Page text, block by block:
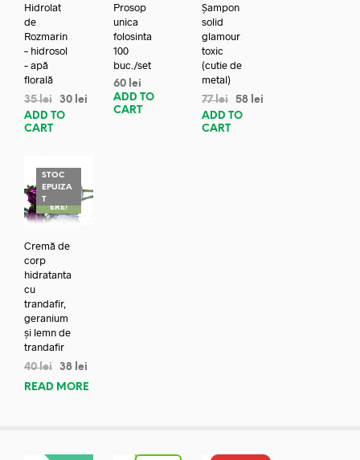
Hidrolat
de
Rozmarin
– hidrosol
– apă
florală
35lei 30 lei
ADD TO
CART
Prosop
unica
folosinta
100
buc./set
60 lei
ADD TO
CART
Șampon
solid
glamour
toxic
(cutie de
metal)
77lei 58 lei
ADD TO
CART
STOC
EPUIZA
TREDUC
ERE!
Cremă de
corp
hidratanta
cu
trandafir,
geranium
și lemn de
trandafir
40lei 38 lei
READ MORE